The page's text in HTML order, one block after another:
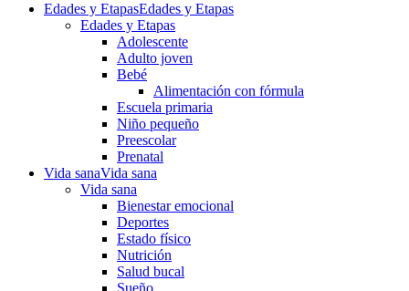
Edades y EtapasEdades y Etapas
Edades y Etapas
Adolescente
Adulto joven
Bebé
Alimentación con fórmula
Escuela primaria
Niño pequeño
Preescolar
Prenatal
Vida sanaVida sana
Vida sana
Bienestar emocional
Deportes
Estado físico
Nutrición
Salud bucal
Sueño